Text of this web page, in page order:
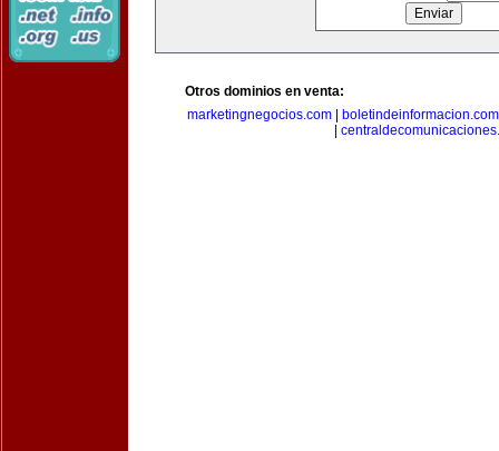
Otros dominios en venta:
marketingnegocios.com
boletindeinformacion.com